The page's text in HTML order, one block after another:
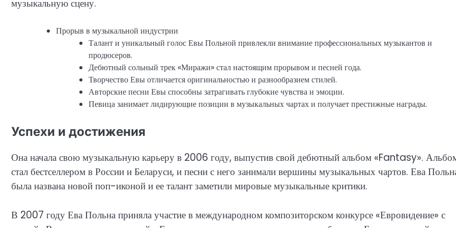
музыкальную сцену.
Прорыв в музыкальной индустрии
Талант и уникальный голос Евы Польной привлекли внимание профессиональных музыкантов и
продюсеров.
Дебютный сольный трек «Миражи» стал настоящим прорывом и песней года.
Творчество Евы отличается оригинальностью и разнообразием стилей.
Авторские песни Евы способны затрагивать глубокие чувства и эмоции.
Певица занимает лидирующие позиции в музыкальных чартах и получает престижные награды.
Успехи и достижения
Она начала свою музыкальную карьеру в 2006 году, выпустив свой дебютный альбом «Fantasy».
стал бестселлером в России и Беларуси, и песни с него занимали вершины музыкальных чартов. Ева
была названа новой поп-иконой и ее талант заметили мировые музыкальные критики.
В 2007 году Ева Польна приняла участие в международном композиторском конкурсе «Евровидение» с